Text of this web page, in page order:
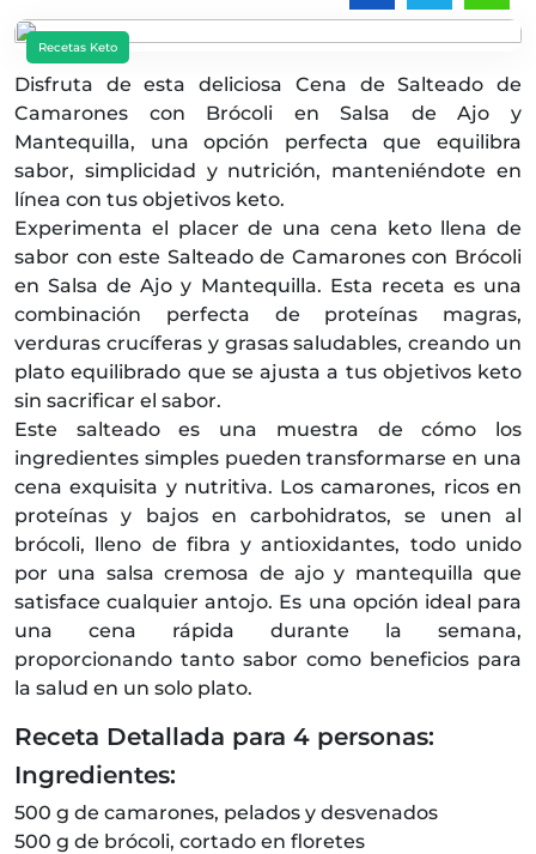
Recetas Keto
Disfruta de esta deliciosa Cena de Salteado de
Camarones con Brócoli en Salsa de Ajo y
Mantequilla, una opción perfecta que equilibra
sabor, simplicidad y nutrición, manteniéndote en
línea con tus objetivos keto.
Experimenta el placer de una cena keto llena de
sabor con este Salteado de Camarones con Brócoli
en Salsa de Ajo y Mantequilla. Esta receta es una
combinación perfecta de proteínas magras,
verduras crucíferas y grasas saludables, creando un
plato equilibrado que se ajusta a tus objetivos keto
sin sacrificar el sabor.
Este salteado es una muestra de cómo los
ingredientes simples pueden transformarse en una
cena exquisita y nutritiva. Los camarones, ricos en
proteínas y bajos en carbohidratos, se unen al
brócoli, lleno de fibra y antioxidantes, todo unido
por una salsa cremosa de ajo y mantequilla que
satisface cualquier antojo. Es una opción ideal para
una cena rápida durante la semana,
proporcionando tanto sabor como beneficios para
la salud en un solo plato.
Receta Detallada para 4 personas:
Ingredientes:
500 g de camarones, pelados y desvenados
500 g de brócoli, cortado en floretes